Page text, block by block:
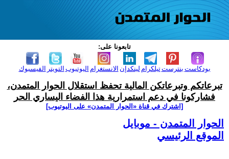
تابعونا على:
الفيسبوك التويتر اليوتيوب الانستغرام لينكدإن تيلكرامبنترست بودكاست
تبرعاتكم وتبرعاتكن المالية تحفظ استقلال الحوار المتمدن،
فشاركونا في دعم استمرارية هذا الفضاء اليساري الحر
[اشترك في قناة ‫«الحوار المتمدن» على اليوتيوب]
الحوار المتمدن - موبايل
الموقع الرئيسي